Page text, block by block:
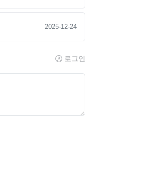
2025-12-24
로그인